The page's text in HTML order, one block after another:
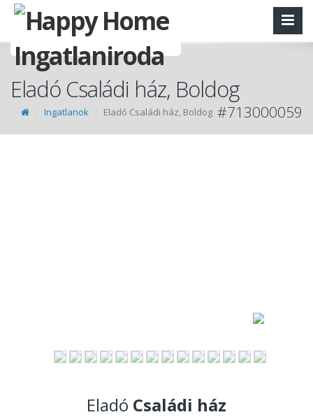
Eladó Családi ház, Boldog
Ingatlanok Eladó Családi ház, Boldog #713000059
Eladó Családi ház